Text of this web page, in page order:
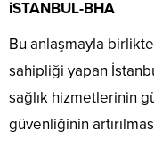
iSTANBUL-BHA
Bu anlaşmayla
sahipliği yapan
sağlık hizmetlerinin
güvenliğinin